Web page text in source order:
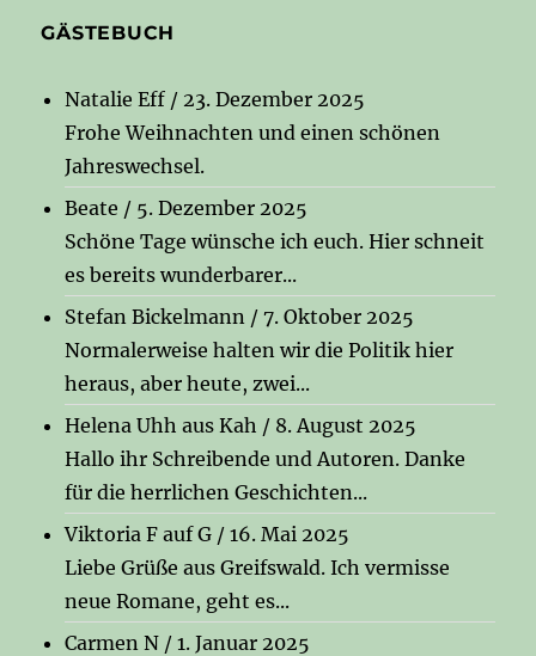
GÄSTEBUCH
Natalie Eff / 23. Dezember 2025
Frohe Weihnachten und einen schönen
Jahreswechsel.
Beate / 5. Dezember 2025
Schöne Tage wünsche ich euch. Hier schneit
es bereits wunderbarer...
Stefan Bickelmann /7. Oktober 2025
Normalerweise halten wir die Politik hier
heraus, aber heute, zwei...
Helena Uhh aus Kah / 8. August 2025
Hallo ihr Schreibende und Autoren. Danke
für die herrlichen Geschichten...
Viktoria F auf G /16. Mai 2025
Liebe Grüße aus Greifswald. Ich vermisse
neue Romane, geht es...
Carmen N /1. Januar 2025